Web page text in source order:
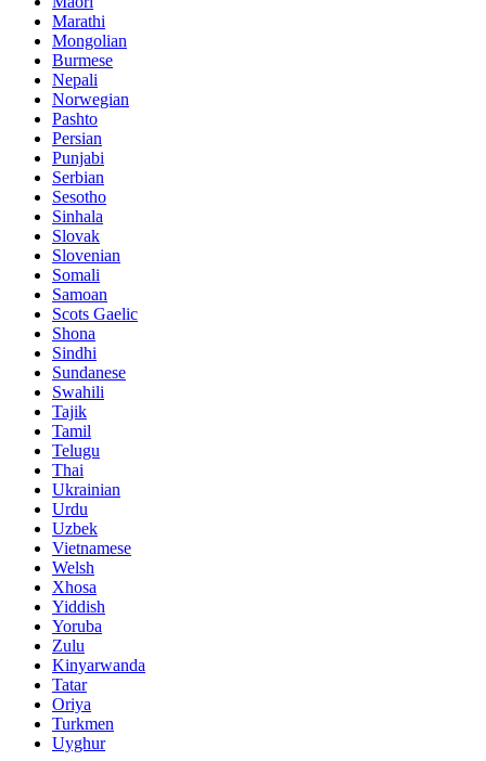
Marathi
Mongolian
Burmese
Nepali
Norwegian
Pashto
Persian
Punjabi
Serbian
Sesotho
Sinhala
Slovak
Slovenian
Somali
Samoan
Scots Gaelic
Shona
Sindhi
Sundanese
Swahili
Tajik
Tamil
Telugu
Thai
Ukrainian
Urdu
Uzbek
Vietnamese
Welsh
Xhosa
Yiddish
Yoruba
Zulu
Kinyarwanda
Tatar
Oriya
Turkmen
Uyghur